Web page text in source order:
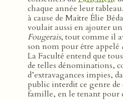
chaque année leur
à cause de Maître Élie
voulait aussi en ajouter
Fougerais, tout comme il
son nom pour être appelé
La Faculté entend que
de telles dénominations,
d’extravagances impies,
public interdit ce genre
famille, en le tenant pour